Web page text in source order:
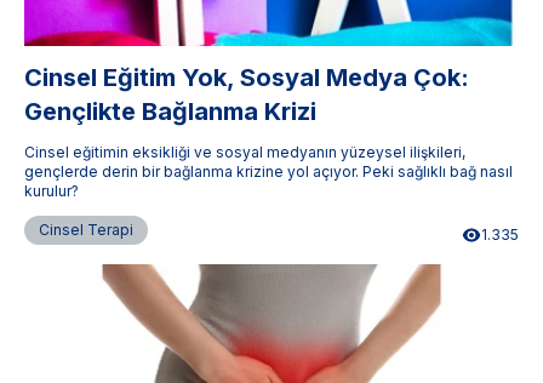
Cinsel Eğitim Yok, Sosyal Medya Çok:
Gençlikte Bağlanma Krizi
Cinsel eğitimin eksikliği ve sosyal medyanın yüzeysel ilişkileri,
gençlerde derin bir bağlanma krizine yol açıyor. Peki sağlıklı bağ nasıl
kurulur?
Cinsel Terapi 1.335